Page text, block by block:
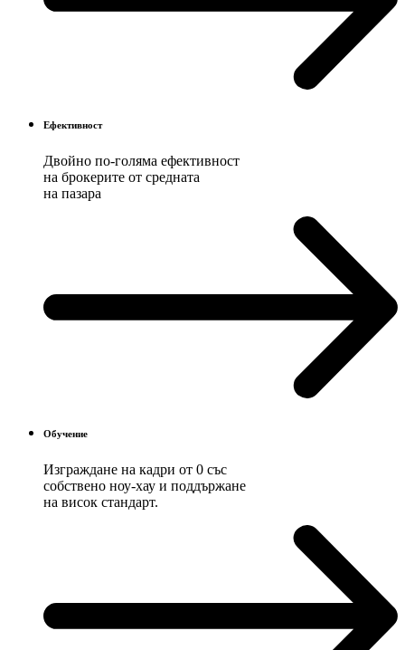
Ефективност
Двойно по-голяма ефективност
на брокерите от средната
на пазара
Обучение
Изграждане на кадри от 0 със
собствено ноу-хау и поддържане
на висок стандарт.